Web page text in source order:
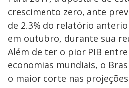
crescimento zero, ante
de 2,3% do relatório
em outubro, durante sua
Além de ter o pior PIB
economias mundiais, o
o maior corte nas